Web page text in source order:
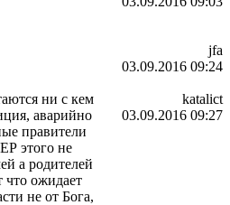
jfa
03.09.2016 09:24
ни с кем
аварийно
правители
этого не
а родителей
что ожидает
не от Бога,
katalict
03.09.2016 09:27